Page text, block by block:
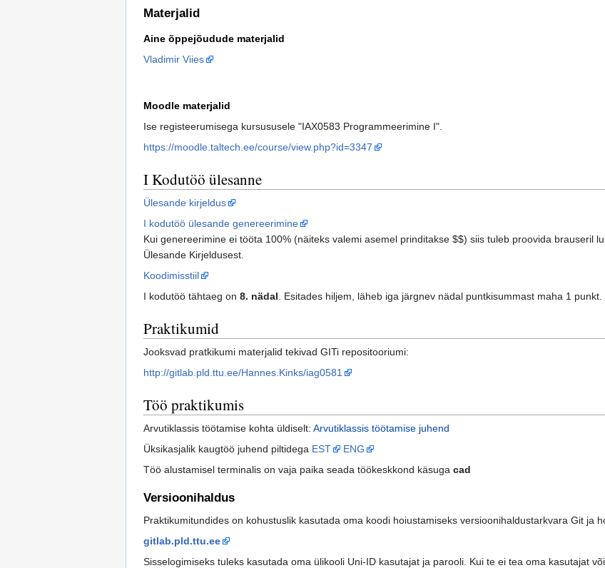
Materjalid
Aine õppejõudude materjalid
Vladimir Viies
Moodle materjalid
Ise registeerumisega kursususele "IAX0583 Programmeerimine I".
https://moodle.taltech.ee/course/view.php?id=3347
I Kodutöö ülesanne
Ülesande kirjeldus
I kodutöö ülesande genereerimine
Kui genereerimine ei tööta 100% (näiteks valemi asemel prinditakse $$) siis tuleb proovida brauseril
Ülesande Kirjeldusest.
Koodimisstiil
I kodutöö tähtaeg on 8. nädal. Esitades hiljem, läheb iga järgnev nädal puntkisummast maha 1 punkt.
Praktikumid
Jooksvad pratkikumi materjalid tekivad GITi repositooriumi:
http://gitlab.pld.ttu.ee/Hannes.Kinks/iag0581
Töö praktikumis
Arvutiklassis töötamise kohta üldiselt: Arvutiklassis töötamise juhend
Üksikasjalik kaugtöö juhend piltidega EST
ENG
Töö alustamisel terminalis on vaja paika seada töökeskkond käsuga cad
Versioonihaldus
Praktikumitundides on kohustuslik kasutada oma koodi hoiustamiseks versioonihaldustarkvara Git ja
gitlab.pld.ttu.ee
Sisselogimiseks tuleks kasutada oma ülikooli Uni-ID kasutajat ja parooli. Kui te ei tea oma kasutajat